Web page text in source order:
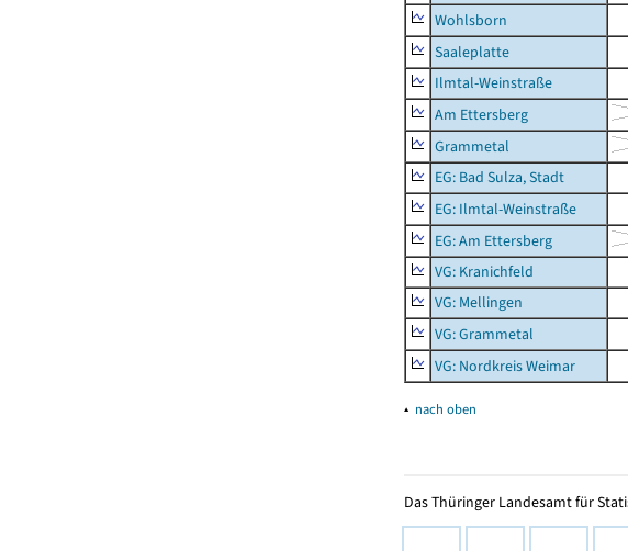
Wohlsborn
Saaleplatte
Ilmtal-Weinstraße
Am Ettersberg
Grammetal
EG: Bad Sulza, Stadt
EG: Ilmtal-Weinstraße
EG: Am Ettersberg
VG: Kranichfeld
VG: Mellingen
VG: Grammetal
VG: Nordkreis Weimar
▴ nach oben
Das Thüringer Landesamt für